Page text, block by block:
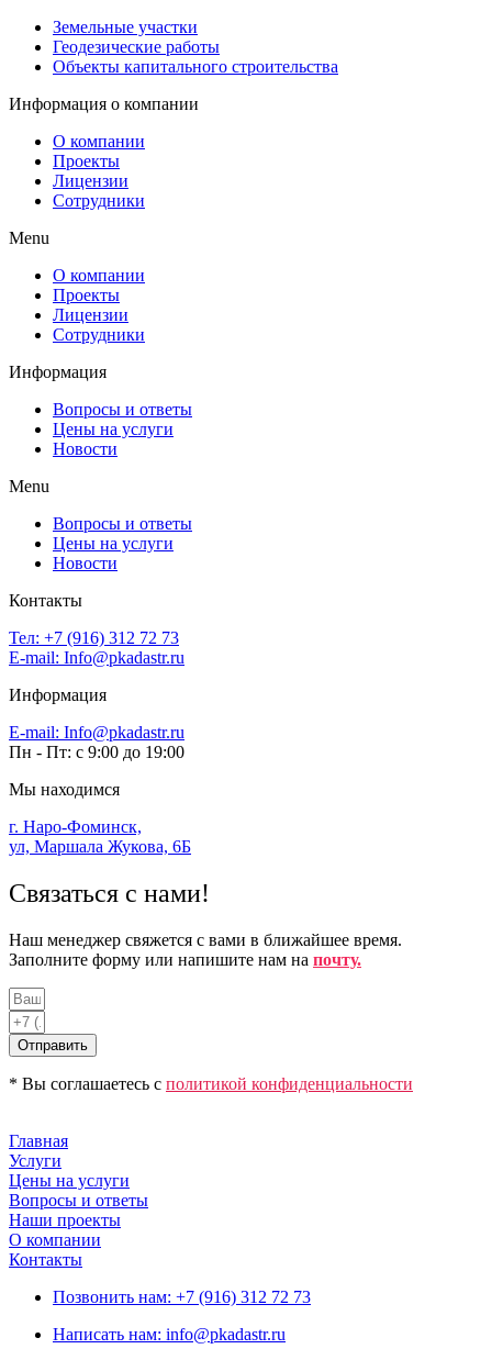
Земельные участки
Геодезические работы
Объекты капитального строительства
Информация о компании
О компании
Проекты
Лицензии
Сотрудники
Menu
О компании
Проекты
Лицензии
Сотрудники
Информация
Вопросы и ответы
Цены на услуги
Новости
Menu
Вопросы и ответы
Цены на услуги
Новости
Контакты
Тел: +7 (916) 312 72 73
E-mail: Info@pkadastr.ru
Информация
E-mail: Info@pkadastr.ru
Пн - Пт: c 9:00 до 19:00
Мы находимся
г. Наро-Фоминск,
ул, Маршала Жукова, 6Б
Связаться с нами!
Наш менеджер свяжется с вами в ближайшее время.
Заполните форму или напишите нам на почту.
Отправить
* Вы соглашаетесь с политикой конфиденциальности
Главная
Услуги
Цены на услуги
Вопросы и ответы
Наши проекты
О компании
Контакты
Позвонить нам: +7 (916) 312 72 73
Написать нам: info@pkadastr.ru